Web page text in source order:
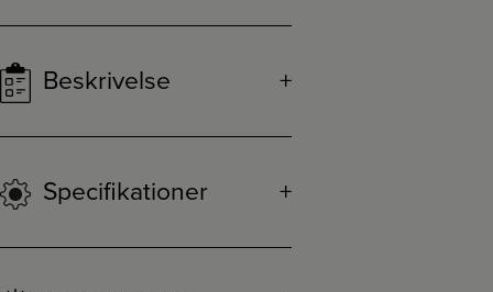
Beskrivelse
Specifikationer